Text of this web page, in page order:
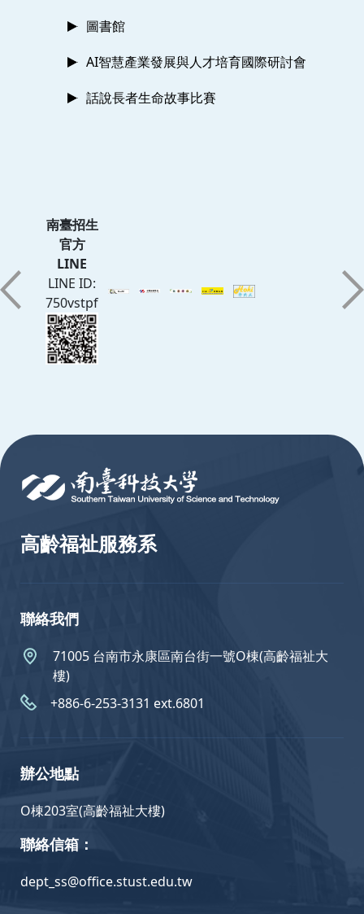
圖書館
AI智慧產業發展與人才培育國際研討會
話說長者生命故事比賽
南臺招生
官方
LINE
LINE ID:
750vstpf
高齡福祉服務系
聯絡我們
71005 台南市永康區南台街一號O棟(高齡福祉大
樓)
+886-6-253-3131 ext.6801
辦公地點
O棟203室(高齡福祉大樓)
聯絡信箱：
dept_ss@office.stust.edu.tw